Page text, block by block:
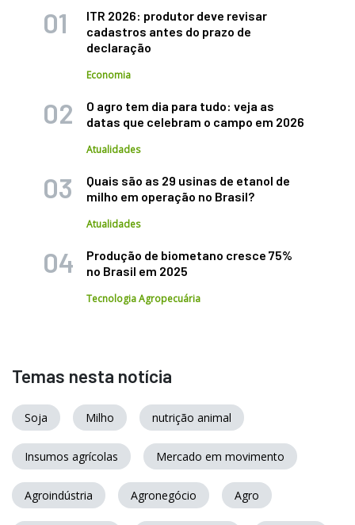
ITR 2026: produtor deve revisar
cadastros antes do prazo de
declaração
Economia
O agro tem dia para tudo: veja as
datas que celebram o campo em 2026
Atualidades
Quais são as 29 usinas de etanol de
milho em operação no Brasil?
Atualidades
Produção de biometano cresce 75%
no Brasil em 2025
Tecnologia Agropecuária
Temas nesta notícia
Soja Milho nutrição animal
Insumos agrícolas Mercado em movimento
Agroindústria Agronegócio Agro